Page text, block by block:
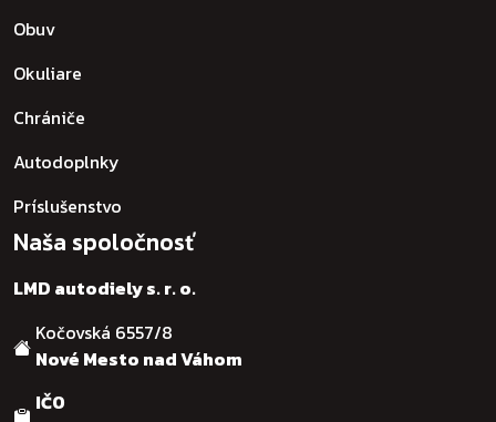
Obuv
Okuliare
Chrániče
Autodoplnky
Príslušenstvo
Naša spoločnosť
LMD autodiely s. r. o.
Kočovská 6557/8
Nové Mesto nad Váhom
IČO